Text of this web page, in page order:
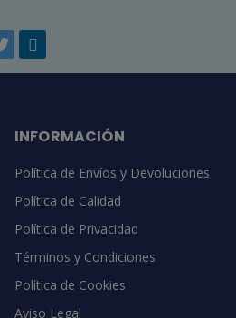
INFORMACIÓN
Política de Envíos y Devoluciones
Política de Calidad
Política de Privacidad
Términos y Condiciones
Política de Cookies
Aviso Legal